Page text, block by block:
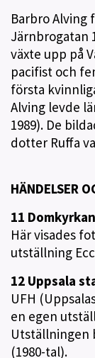
Barbro Alving
Järnbrogatan
växte upp på
pacifist och
första
Alving levde
1989). De
dotter Ruffa
HÄNDELSER
11
Här visades
utställning
12 Uppsala
UFH
en egen
Utställningen
(1980-tal).